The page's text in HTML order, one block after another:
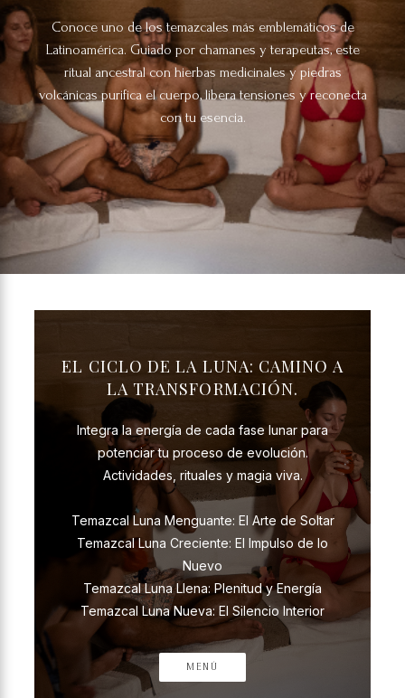
Conoce uno de los temazcales más emblemáticos de
Latinoamérica. Guiado por chamanes y terapeutas, este
ritual ancestral con hierbas medicinales y piedras
volcánicas purifica el cuerpo, libera tensiones y reconecta
con tu esencia.
EL CICLO DE LA LUNA: CAMINO A
LA TRANSFORMACIÓN.
Integra la energía de cada fase lunar para
potenciar tu proceso de evolución.
Actividades, rituales y magia viva.
Temazcal Luna Menguante: El Arte de Soltar
Temazcal Luna Creciente: El Impulso de lo
Nuevo
Temazcal Luna Llena: Plenitud y Energía
Temazcal Luna Nueva: El Silencio Interior
MENÚ